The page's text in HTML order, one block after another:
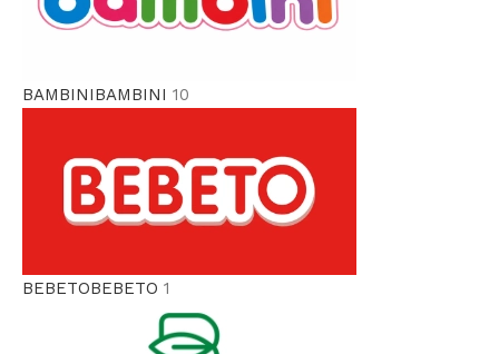
BAMBINIBAMBINI 10
BEBETOBEBETO 1